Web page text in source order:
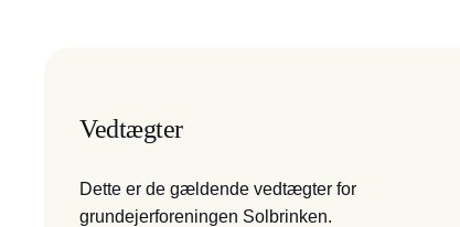
Vedtægter
Dette er de gældende vedtægter for
grundejerforeningen Solbrinken.